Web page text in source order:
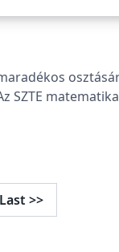
SZTE matematika
(MBNK13)
Last >>